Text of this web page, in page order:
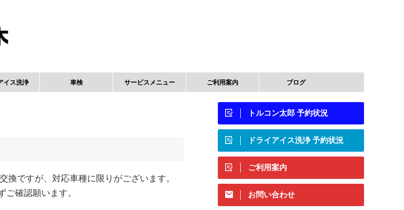
イス洗浄 車検 サービスメニュー ご利用案内 ブログ
換ですが、対応車種に限りがございます。
確認願います。
トルコン太郎 予約状況
ドライアイス洗浄 予約状況
ご利用案内
お問い合わせ